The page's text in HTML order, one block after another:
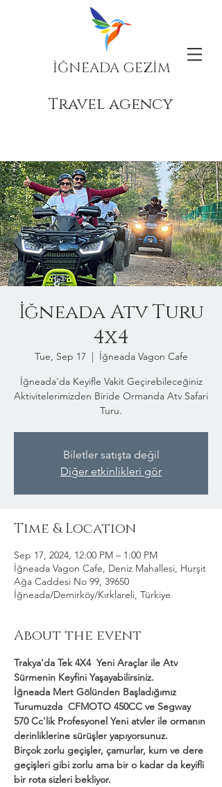
İĞNEADA GEZİM
Travel agency
İğneada Atv Turu
4x4
Tue, Sep 17
  |
İğneada Vagon Cafe
İğneada'da Keyifle Vakit Geçirebileceğiniz
Aktivitelerimizden Biride Ormanda Atv Safari
Turu.
Biletler satışta değil
Diğer etkinlikleri gör
Time & Location
Sep 17, 2024, 12:00 PM – 1:00 PM
İğneada Vagon Cafe, Deniz Mahallesi, Hurşit
Ağa Caddesi No 99, 39650
İğneada/Demirköy/Kırklareli, Türkiye
About the event
Trakya'da Tek 4X4  Yeni Araçlar ile Atv
Sürmenin Keyfini Yaşayabilirsiniz.
İğneada Mert Gölünden Başladığımız
Turumuzda  CFMOTO 450CC ve Segway
570 Cc'lik Profesyonel Yeni atvler ile ormanın
derinliklerine sürüşler yapıyorsunuz.
Birçok zorlu geçişler, çamurlar, kum ve dere
geçişleri gibi zorlu ama bir o kadar da keyifli
bir rota sizleri bekliyor.